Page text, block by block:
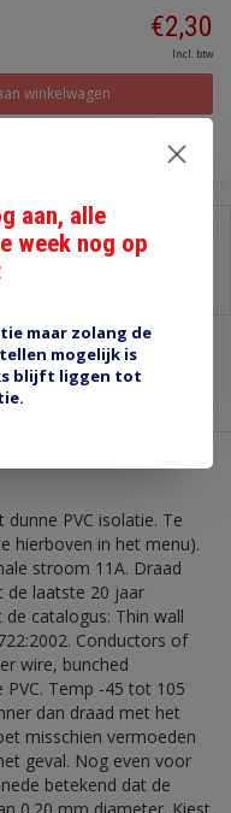
€2,30
Incl. btw
winkelwagen
PVC isolatie. Te
hierboven in het menu).
stroom 11A. Draad
de laatste 20 jaar
catalogus: Thin wall
Conductors of
wire, bunched
Temp -45 tot 105
dan draad met het
misschien vermoeden
geval. Nog even voor
betekend dat de
aan, alle
week nog op
maar zolang de
mogelijk is
blijft liggen tot